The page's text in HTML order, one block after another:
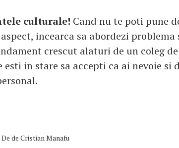
culturale! Cand nu te poti pune
incearca sa abordezi problema
crescut alaturi de un coleg de
in stare sa accepti ca ai nevoie si
De de Cristian Manafu